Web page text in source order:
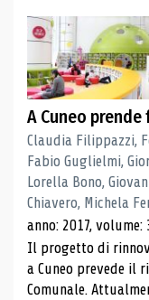
A Cuneo
Claudia Filippazzi,
Fabio Guglielmi,
Lorella Bono,
Chiavero, Michela
anno: 2017, volume:
Il progetto di
a Cuneo prevede il
Comunale.